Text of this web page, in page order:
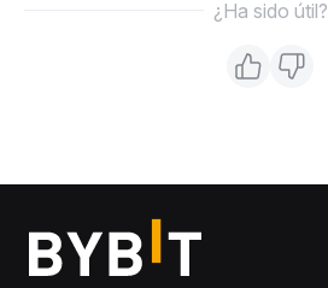
¿Ha sido útil?